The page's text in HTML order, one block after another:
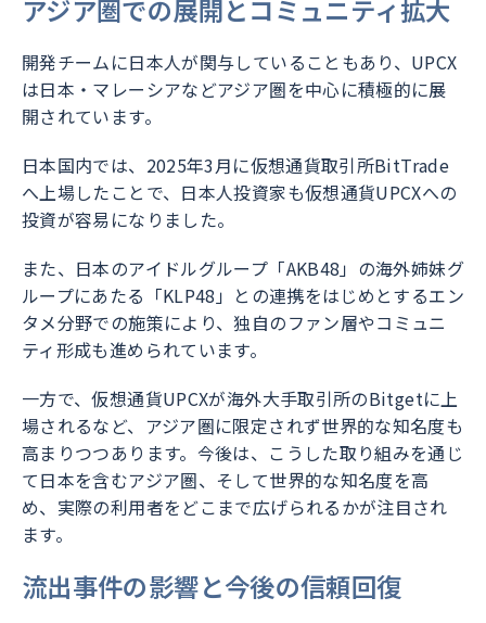
アジア圏での展開とコミュニティ拡大
開発チームに日本人が関与していることもあり、UPCX
は日本・マレーシアなどアジア圏を中心に積極的に展
開されています。
日本国内では、2025年3月に仮想通貨取引所BitTrade
へ上場したことで、日本人投資家も仮想通貨UPCXへの
投資が容易になりました。
また、日本のアイドルグループ「AKB48」の海外姉妹グ
ループにあたる「KLP48」との連携をはじめとするエン
タメ分野での施策により、独自のファン層やコミュニ
ティ形成も進められています。
一方で、仮想通貨UPCXが海外大手取引所のBitgetに上
場されるなど、アジア圏に限定されず世界的な知名度も
高まりつつあります。今後は、こうした取り組みを通じ
て日本を含むアジア圏、そして世界的な知名度を高
め、実際の利用者をどこまで広げられるかが注目され
ます。
流出事件の影響と今後の信頼回復